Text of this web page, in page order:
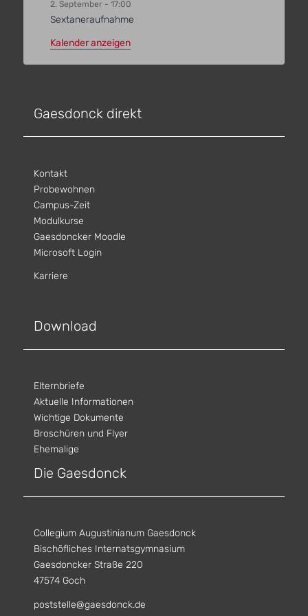
2. September - 17:00
Sextaneraufnahme
Kalender anzeigen
Gaesdonck direkt
Kontakt
Probewohnen
Campus-Zeit
Modulkurse
Gaesdoncker Moodle
Microsoft Login
Karriere
Download
Elternbriefe
Aktuelle Informationen
Wichtige Dokumente
Broschüren und Flyer
Ehemalige
Die Gaesdonck
Collegium Augustinianum Gaesdonck
Bischöfliches Internatsgymnasium
Gaesdoncker Straße 220
47574 Goch
poststelle@gaesdonck.de